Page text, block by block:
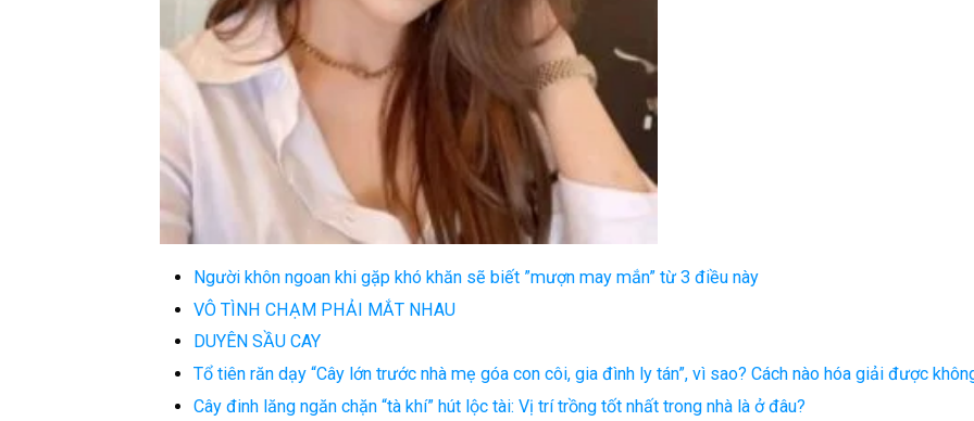
Người khôn ngoan khi gặp khó khăn sẽ biết ”mượn may mắn” từ 3 điều này
VÔ TÌNH CHẠM PHẢI MẮT NHAU
DUYÊN SẦU CAY
Tổ tiên răn dạy “Cây lớn trước nhà mẹ góa con côi, gia đình ly tán”, vì sao? Cách nào hóa giải được
Cây đinh lăng ngăn chặn “tà khí” hút lộc tài: Vị trí trồng tốt nhất trong nhà là ở đâu?